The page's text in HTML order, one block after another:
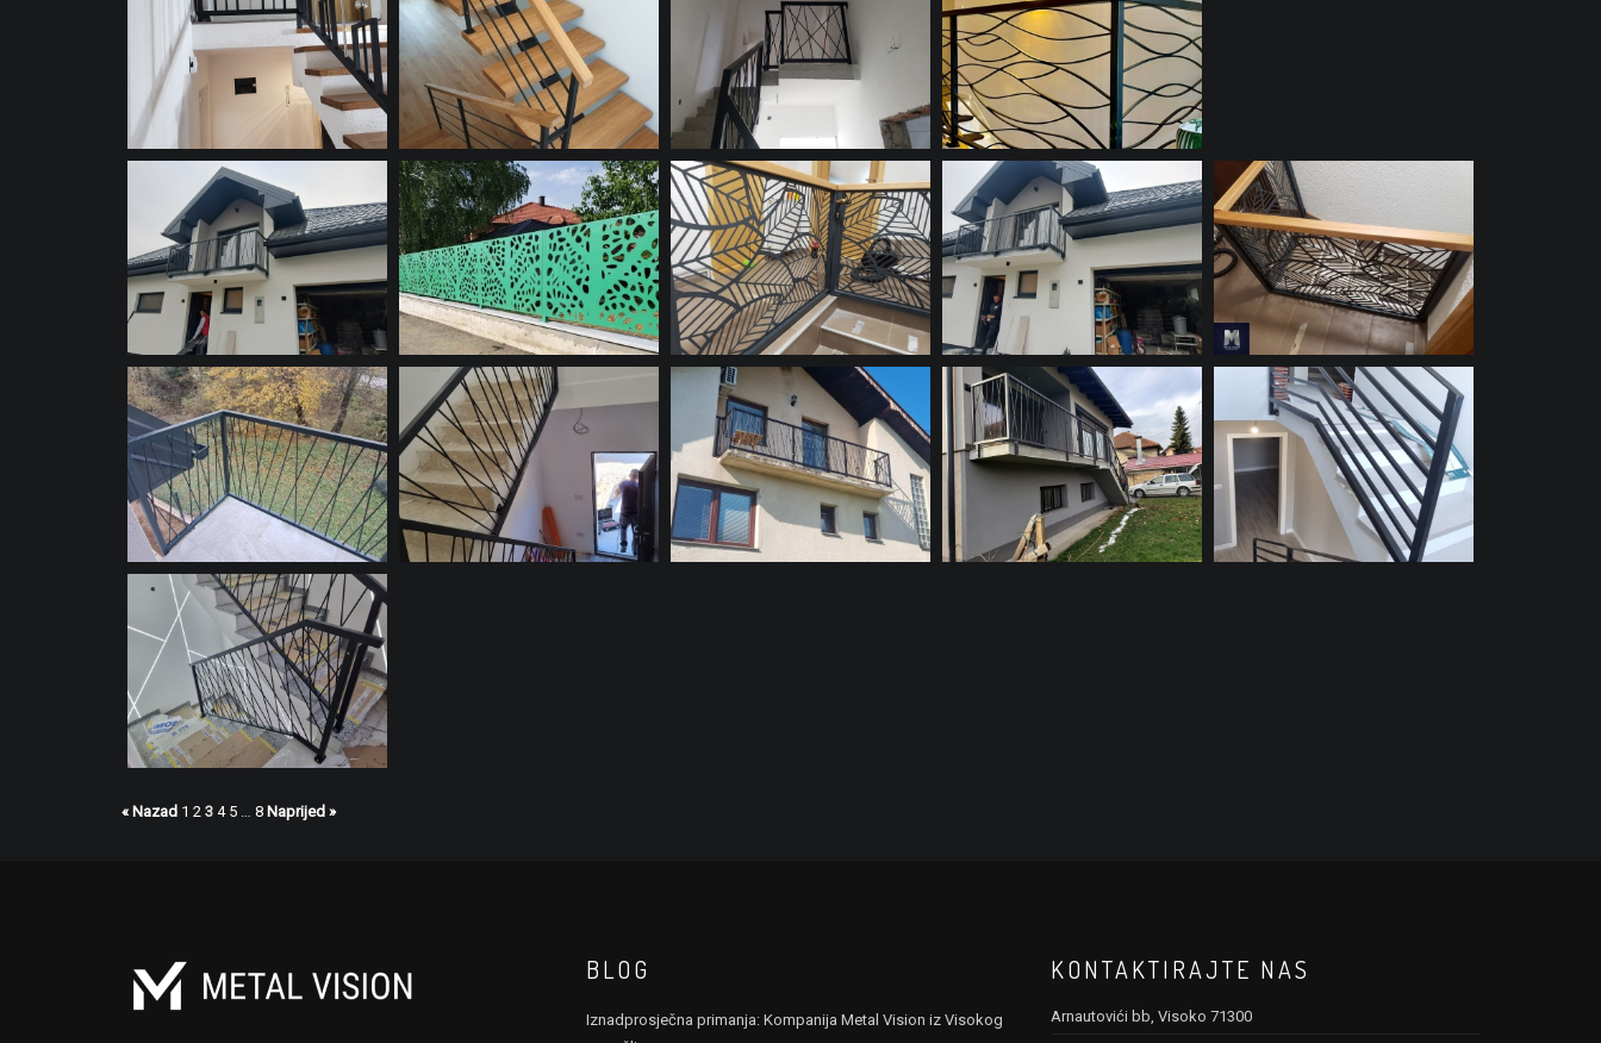
« Nazad 1 2 3 4 5 … 8 Naprijed »
BLOG
Iznadprosječna primanja: Kompanija Metal Vision iz Visokog
KONTAKTIRAJTE NAS
Arnautovići bb, Visoko 71300